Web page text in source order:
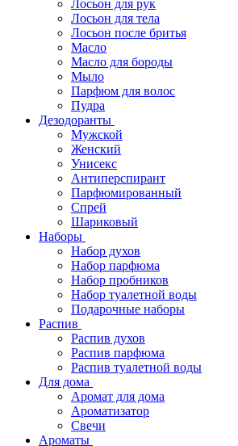
Лосьон для рук
Лосьон для тела
Лосьон после бритья
Масло
Масло для бороды
Мыло
Парфюм для волос
Пудра
Дезодоранты
Мужской
Женский
Унисекс
Антиперспирант
Парфюмированный
Спрей
Шариковый
Наборы
Набор духов
Набор парфюма
Набор пробников
Набор туалетной воды
Подарочные наборы
Распив
Распив духов
Распив парфюма
Распив туалетной воды
Для дома
Аромат для дома
Ароматизатор
Свечи
Ароматы